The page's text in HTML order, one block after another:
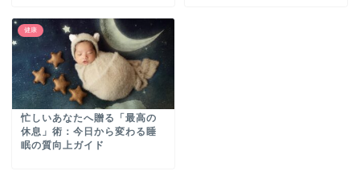
健康
忙しいあなたへ贈る「最高の
休息」術：今日から変わる睡
眠の質向上ガイド